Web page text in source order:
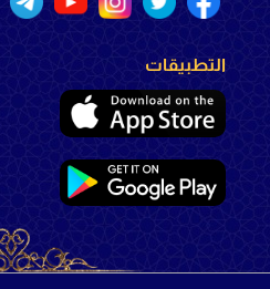
التطبيقات